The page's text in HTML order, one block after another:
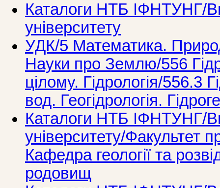
Каталоги НТБ ІФНТУНГ/
університету
УДК/5 Математика.
Науки про Землю/556
цілому. Гідрологія/556.3
вод. Геогідрологія.
Каталоги НТБ ІФНТУНГ/
університету/Факультет
Кафедра геології та
родовищ